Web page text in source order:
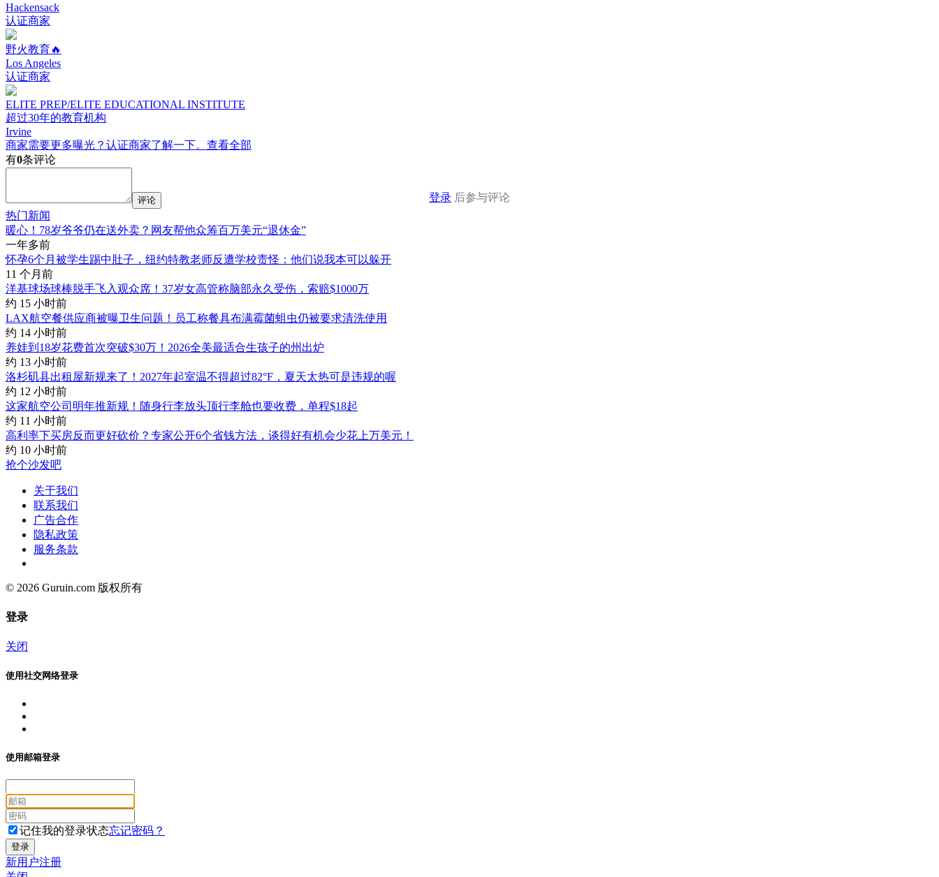
Hackensack
认证商家
野火教育🔥
Los Angeles
认证商家
ELITE PREP/ELITE EDUCATIONAL INSTITUTE
超过30年的教育机构
Irvine
商家需要更多曝光？认证商家了解一下。 查看全部
有0条评论
登录 后参与评论
评论
热门新闻
暖心！78岁爷爷仍在送外卖？网友帮他众筹百万美元“退休金”
一年多前
怀孕6个月被学生踢中肚子，纽约特教老师反遭学校责怪：他们说我本可以躲开
11 个月前
洋基球场球棒脱手飞入观众席！37岁女高管称脑部永久受伤，索赔$1000万
约 15 小时前
LAX航空餐供应商被曝卫生问题！员工称餐具布满霉菌蛆虫仍被要求清洗使用
约 14 小时前
养娃到18岁花费首次突破$30万！2026全美最适合生孩子的州出炉
约 13 小时前
洛杉矶县出租屋新规来了！2027年起室温不得超过82°F，夏天太热可是违规的喔
约 12 小时前
这家航空公司明年推新规！随身行李放头顶行李舱也要收费，单程$18起
约 11 小时前
高利率下买房反而更好砍价？专家公开6个省钱方法，谈得好有机会少花上万美元！
约 10 小时前
抢个沙发吧
关于我们
联系我们
广告合作
隐私政策
服务条款
© 2026 Guruin.com 版权所有
登录
关闭
使用社交网络登录
使用邮箱登录
记住我的登录状态忘记密码？
新用户注册